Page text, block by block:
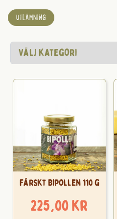
UTLÄMNING
Färskt Bipollen 110 g
225,00kr